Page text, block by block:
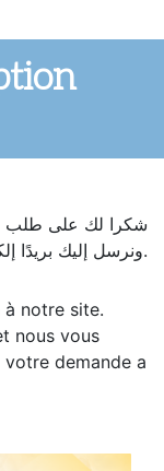
شكرا لك على طلب
ونرسل إليك بريدًا إلكترونيًا لإعلامك بما إذا كان طلبك ناجحًا أم لا.
à notre site.
nous vous
demande a